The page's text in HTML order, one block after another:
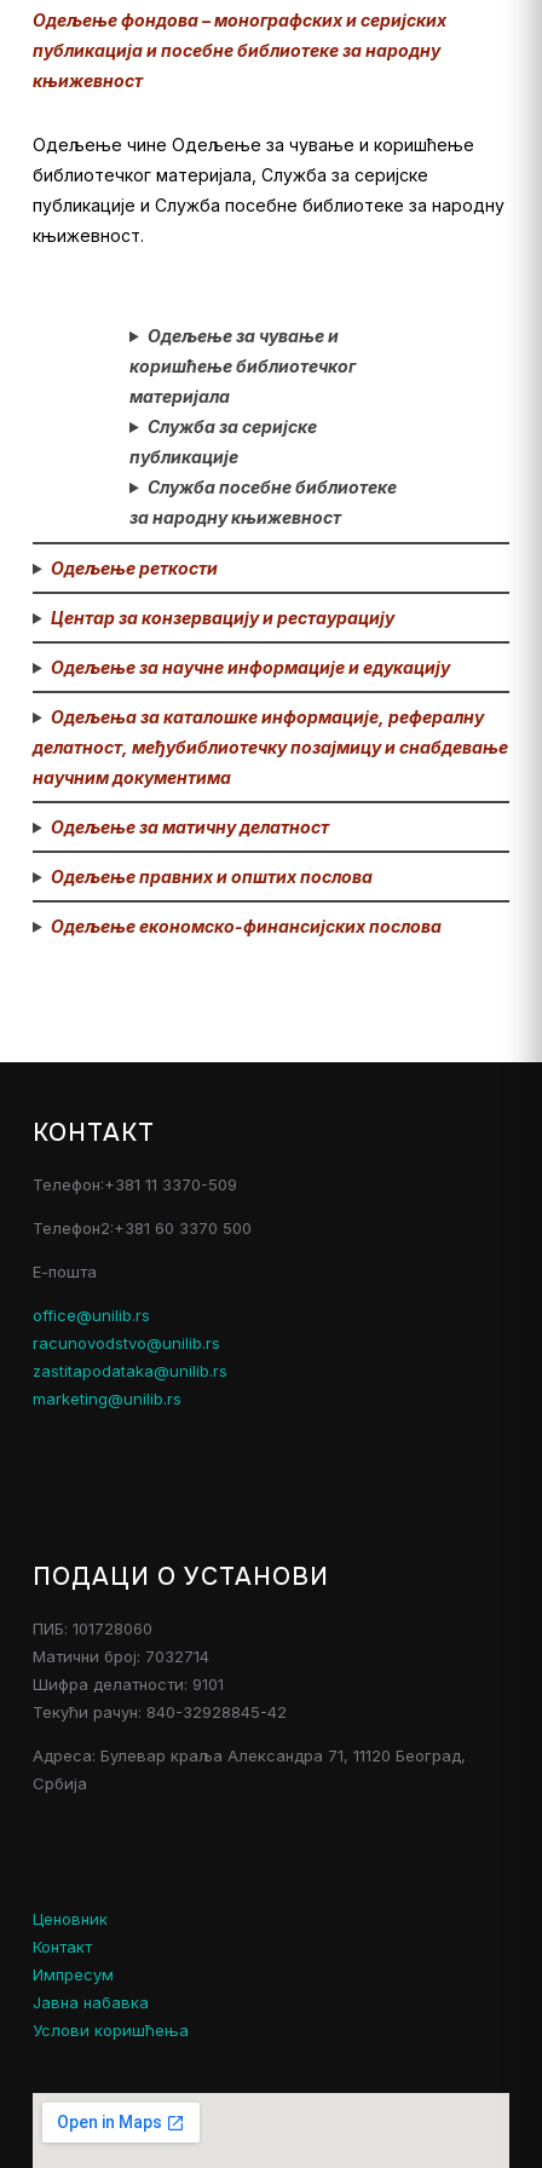
Одељење фондова – монографских и серијских
публикација и посебне библиотеке за народну
књижевност
Одељење чине Одељење за чување и коришћење
библиотечког материјала, Служба за серијске
публикације и Служба посебне библиотеке за народну
књижевност.
Одељење за чување и
коришћење библиотечког
материјала
Служба за серијске
публикације
Служба посебне библиотеке
за народну књижевност
Одељење реткости
Центар за конзервацију и рестаурацију
Одељење за научне информације и едукацију
Одељења за каталошке информације, рефералну
делатност, међубиблиотечку позајмицу и снабдевање
научним документима
Одељење за матичну делатност
Одељење правних и општих послова
Одељење економско-финансијских послова
КОНТАКТ
Телефон:+381 11 3370-509
Телефон2:+381 60 3370 500
Е-пошта
office@unilib.rs
racunovodstvo@unilib.rs
zastitapodataka@unilib.rs
marketing@unilib.rs
ПОДАЦИ О УСТАНОВИ
ПИБ: 101728060
Матични број: 7032714
Шифра делатности: 9101
Текући рачун: 840-32928845-42
Адреса: Булевар краља Александра 71, 11120 Београд,
Србија
Ценовник
Контакт
Импресум
Јавна набавка
Услови коришћења